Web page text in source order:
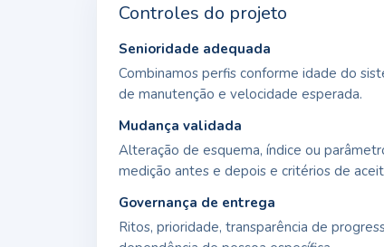
Controles do projeto
Senioridade adequada
Combinamos perfis conforme idade do
de manutenção e velocidade esperada.
Mudança validada
Alteração de esquema, índice ou
medição antes e depois e critérios de
Governança de entrega
Ritos, prioridade, transparência de